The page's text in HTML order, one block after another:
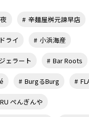
辛麺屋桝元諫早店
ライ 小浜海産
ェラート Bar Roots
BurgるBurg
ぺんぎんや